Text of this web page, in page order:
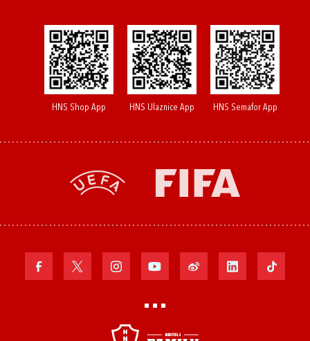
HNS Shop App HNS Ulaznice App HNS Semafor App